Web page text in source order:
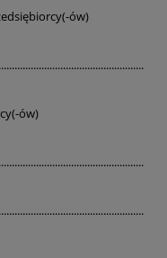
ów)
ów)